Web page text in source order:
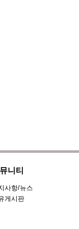
니티
사항/뉴스
게시판